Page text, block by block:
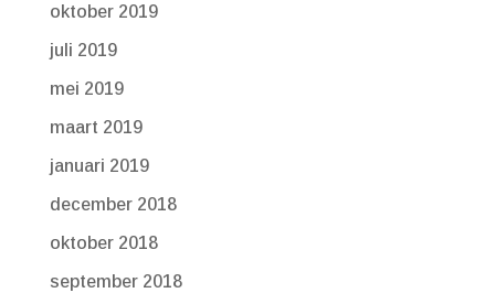
oktober 2019
juli 2019
mei 2019
maart 2019
januari 2019
december 2018
oktober 2018
september 2018